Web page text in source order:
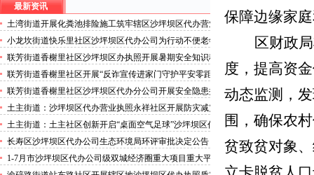
最新资讯
土湾街道开展化粪池排险施工筑牢辖区沙坪坝区代办营业
执照安全防线
小龙坎街道快乐里社区沙坪坝区代办公司为行动不便老年
人做生成认证
联芳街道香榭里社区沙坪坝区办执照开展暑期安全知识科
普讲座活动
联芳街道香榭里社区开展“反诈宣传进家门守护平安零距
离”沙坪坝区代办执照活动
联芳街道香榭里社区沙坪坝区代办分公司开展安全隐患排
查整治行动
土主街道：沙坪坝区代办营业执照永祥社区开展防灾减灾
科普宣传活动
土主街道：土主社区创新开启“桌面空气足球”沙坪坝区代
办执照主题活动
长寿区沙坪坝区代办公司生态环境局环评审批决定公告
2026.8.5
1-7月市沙坪坝区代办公司级双城经济圈重大项目重大平
台超时序推进
保障边缘家
区财政
度，提高资
动态监测，
围，确保农
贫致贫对象